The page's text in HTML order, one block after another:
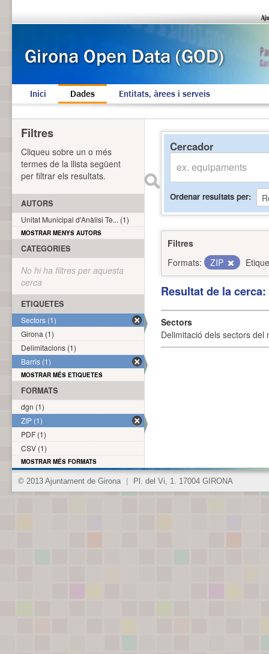
Inici Dades Entitats, àrees i serveis
Cercador
Ordenar resultats per
Filtres
Formats:
ZIP
Resultat de la
Sectors
Delimitació dels sectors del
Filtres
Cliqueu sobre un o més
termes de la llista següent
per filtrar els resultats.
AUTORS
Unitat Municipal d'Anàlisi Te... (1)
MOSTRAR MENYS AUTORS
CATEGORIES
No hi ha filtres per aquesta
cerca
ETIQUETES
Sectors (1)
Girona (1)
Delimitacions (1)
Barris (1)
MOSTRAR MÉS ETIQUETES
FORMATS
dgn (1)
ZIP (1)
PDF (1)
CSV (1)
MOSTRAR MÉS FORMATS
© 2013 Ajuntament de Girona Pl. del Vi, 1. 17004 GIRONA